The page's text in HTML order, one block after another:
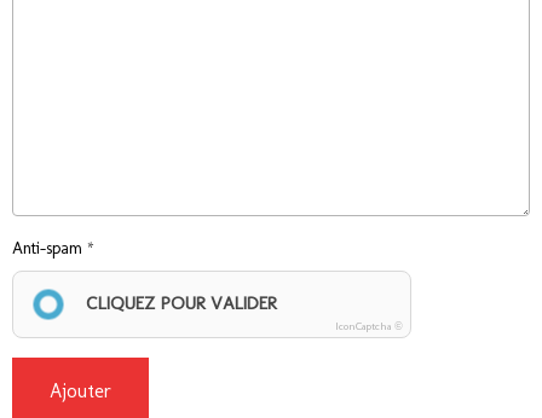
Anti-spam
CLIQUEZ POUR VALIDER
IconCaptcha ©
Ajouter